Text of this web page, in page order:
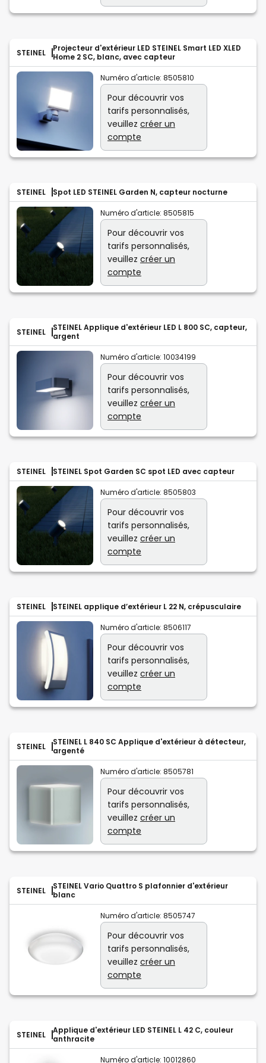
STEINEL
Projecteur d'extérieur LED STEINEL Smart LED XLED
Home 2 SC, blanc, avec capteur
Numéro d'article: 8505810
Pour découvrir vos
tarifs personnalisés,
veuillez créer un
compte
STEINEL Spot LED STEINEL Garden N, capteur nocturne
Numéro d'article: 8505815
Pour découvrir vos
tarifs personnalisés,
veuillez créer un
compte
STEINEL
STEINEL Applique d'extérieur LED L 800 SC, capteur,
argent
Numéro d'article: 10034199
Pour découvrir vos
tarifs personnalisés,
veuillez créer un
compte
STEINEL STEINEL Spot Garden SC spot LED avec capteur
Numéro d'article: 8505803
Pour découvrir vos
tarifs personnalisés,
veuillez créer un
compte
STEINEL STEINEL applique d’extérieur L 22 N, crépusculaire
Numéro d'article: 8506117
Pour découvrir vos
tarifs personnalisés,
veuillez créer un
compte
STEINEL
STEINEL L 840 SC Applique d'extérieur à détecteur,
argenté
Numéro d'article: 8505781
Pour découvrir vos
tarifs personnalisés,
veuillez créer un
compte
STEINEL
STEINEL Vario Quattro S plafonnier d'extérieur
blanc
Numéro d'article: 8505747
Pour découvrir vos
tarifs personnalisés,
veuillez créer un
compte
STEINEL
Applique d'extérieur LED STEINEL L 42 C, couleur
anthracite
Numéro d'article: 10012860